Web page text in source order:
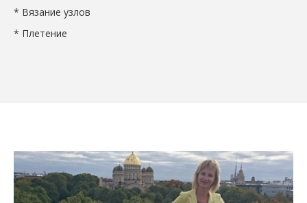
* Вязание узлов
* Плетение